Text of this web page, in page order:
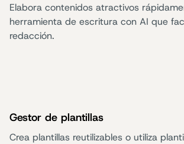
Elabora contenidos atractivos
herramienta de escritura con AI que
redacción.
Gestor de plantillas
Crea plantillas reutilizables o utiliza